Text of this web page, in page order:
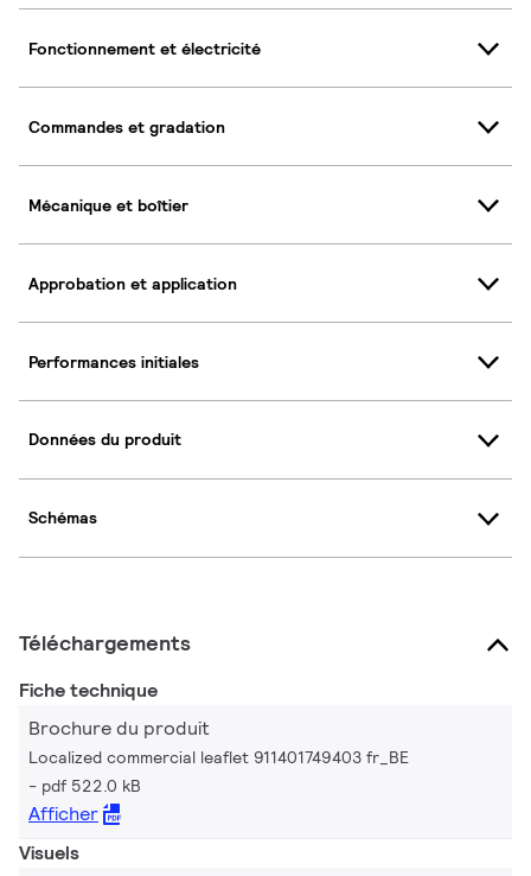
Fonctionnement et électricité
Commandes et gradation
Mécanique et boîtier
Approbation et application
Performances initiales
Données du produit
Schémas
Téléchargements
Fiche technique
Brochure du produit
Localized commercial leaflet 911401749403 fr_BE
pdf 522.0 kB
Afficher
Visuels